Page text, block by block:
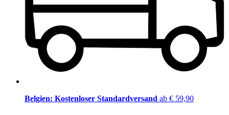
Belgien: Kostenloser Standardversand ab € 59,90